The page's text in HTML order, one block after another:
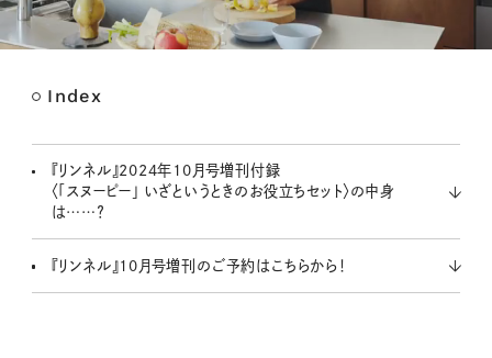
Index
『リンネル』2024年10月号増刊付録
〈「スヌーピー」 いざというときのお役立ちセット〉の中身
は……？
『リンネル』10月号増刊のご予約はこちらから！